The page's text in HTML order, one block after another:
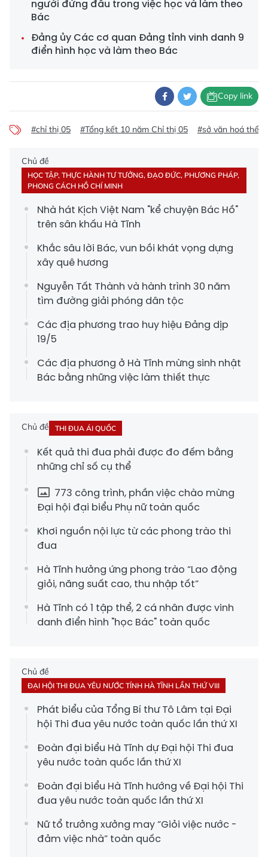
người đứng đầu trong việc học và làm theo
Bác
Đảng ủy Các cơ quan Đảng tỉnh vinh danh 9
điển hình học và làm theo Bác
Copy link
#chỉ thị 05 #Tổng kết 10 năm Chỉ thị 05 #sở văn hoá thể
Chủ đề
HỌC TẬP, THỰC HÀNH TƯ TƯỞNG, ĐẠO ĐỨC, PHƯƠNG PHÁP,
PHONG CÁCH HỒ CHÍ MINH
Nhà hát Kịch Việt Nam "kể chuyện Bác Hồ"
trên sân khấu Hà Tĩnh
Khắc sâu lời Bác, vun bồi khát vọng dựng
xây quê hương
Nguyễn Tất Thành và hành trình 30 năm
tìm đường giải phóng dân tộc
Các địa phương trao huy hiệu Đảng dịp
19/5
Các địa phương ở Hà Tĩnh mừng sinh nhật
Bác bằng những việc làm thiết thực
Chủ đề THI ĐUA ÁI QUỐC
Kết quả thi đua phải được đo đếm bằng
những chỉ số cụ thể
773 công trình, phần việc chào mừng
Đại hội đại biểu Phụ nữ toàn quốc
Khơi nguồn nội lực từ các phong trào thi
đua
Hà Tĩnh hưởng ứng phong trào “Lao động
giỏi, năng suất cao, thu nhập tốt”
Hà Tĩnh có 1 tập thể, 2 cá nhân được vinh
danh điển hình "học Bác" toàn quốc
Chủ đề
ĐẠI HỘI THI ĐUA YÊU NƯỚC TỈNH HÀ TĨNH LẦN THỨ VIII
Phát biểu của Tổng Bí thư Tô Lâm tại Đại
hội Thi đua yêu nước toàn quốc lần thứ XI
Đoàn đại biểu Hà Tĩnh dự Đại hội Thi đua
yêu nước toàn quốc lần thứ XI
Đoàn đại biểu Hà Tĩnh hướng về Đại hội Thi
đua yêu nước toàn quốc lần thứ XI
Nữ tổ trưởng xưởng may “Giỏi việc nước -
đảm việc nhà” toàn quốc